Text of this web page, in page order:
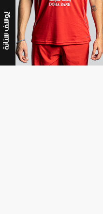
يوسف سنانة